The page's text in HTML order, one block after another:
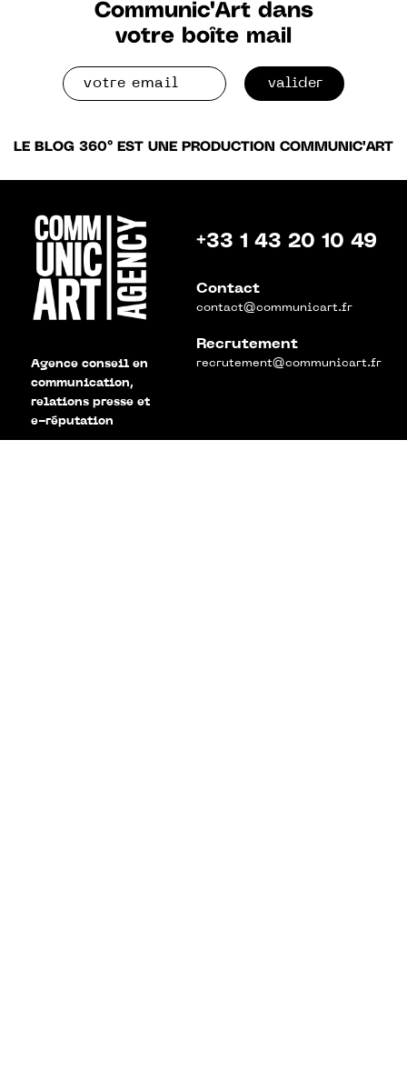
Communic'Art dans
votre boîte mail
valider
LE BLOG 360° EST UNE PRODUCTION COMMUNIC'ART
Agence conseil en
communication,
relations presse et
e-réputation
+33 1 43 20 10 49
Contact
contact@communicart.fr
Recrutement
recrutement@communicart.fr